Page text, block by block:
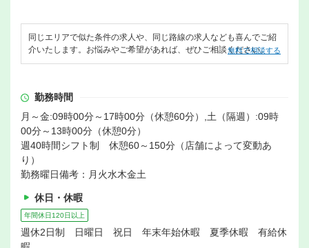
同じエリアで似た条件の求人や、同じ路線の求人なども喜んでご紹
介いたします。お悩みやご希望があれば、ぜひご相談ください。
無料で相談する
勤務時間
月～金:09時00分～17時00分（休憩60分）,土（隔週）:09時
00分～13時00分（休憩0分）
週40時間シフト制 休憩60～150分（店舗によって変動あ
り）
勤務曜日備考：月火水木金土
休日・休暇
年間休日120日以上
週休2日制 日曜日 祝日 年末年始休暇 夏季休暇 有給休